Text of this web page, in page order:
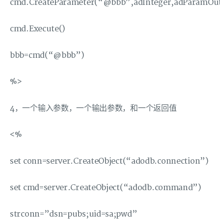
cmd.Execute()
bbb=cmd(“@bbb”)
%>
4，一个输入参数，一个输出参数，和一个返回值
<%
set conn=server.CreateObject(“adodb.connection”)
set cmd=server.CreateObject(“adodb.command”)
strconn=”dsn=pubs;uid=sa;pwd”